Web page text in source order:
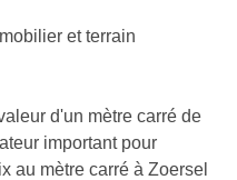
et terrain
d'un mètre carré de
important pour
au mètre carré à Zoersel